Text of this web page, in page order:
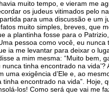
muito tempo, e vieram me
os judeus vitimados pelo
para uma discussão e um
muito simples, breves, que
a plantinha fosse para o
pessoa como você, eu
ia me levantar para deixar o
a mim mesma: “Muito bem,
tinha encontrado na
uma exigência d’Ele e, ao
encontrado na vida”.
los! Como será que vai me